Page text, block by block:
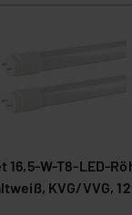
W-T8-LED-
KVG/VVG,